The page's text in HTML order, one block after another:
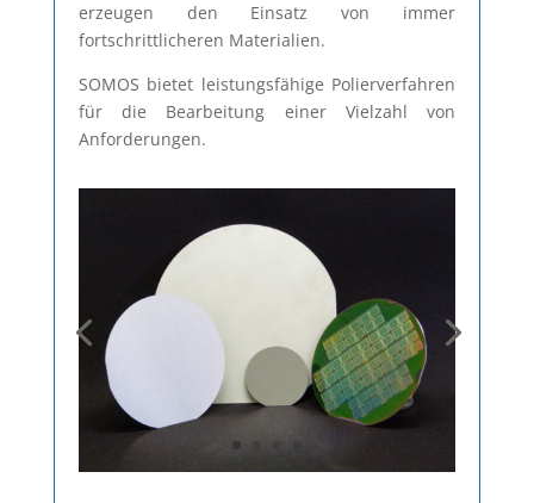
erzeugen den Einsatz von immer
fortschrittlicheren Materialien.
SOMOS bietet leistungsfähige Polierverfahren
für die Bearbeitung einer Vielzahl von
Anforderungen.